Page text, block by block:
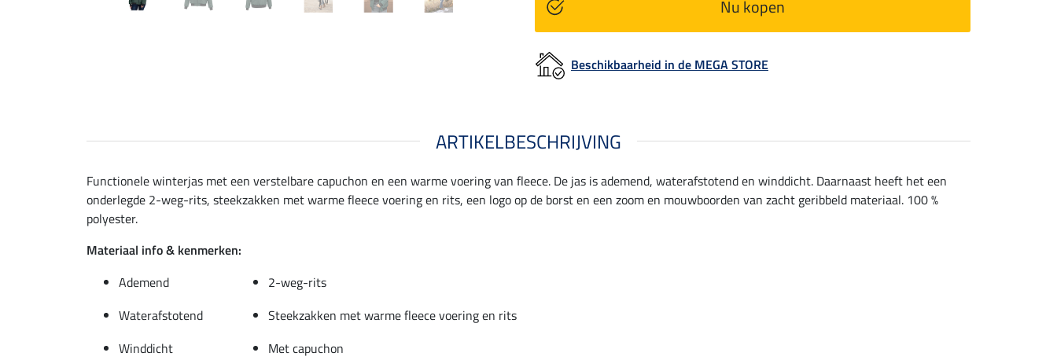
Nu kopen
Beschikbaarheid in de MEGA STORE
ARTIKELBESCHRIJVING
Functionele winterjas met een verstelbare capuchon en een warme voering van fleece. De jas is ademend, waterafstotend en winddicht. Daarnaast heeft het een
onderlegde 2-weg-rits, steekzakken met warme fleece voering en rits, een logo op de borst en een zoom en mouwboorden van zacht geribbeld materiaal. 100 %
polyester.
Materiaal info & kenmerken:
Ademend
2-weg-rits
Waterafstotend
Steekzakken met warme fleece voering en rits
Winddicht
Met capuchon